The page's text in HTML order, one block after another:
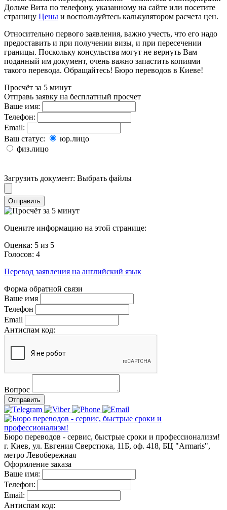
Дольче Вита по телефону, указанному на сайте или посетите
страницу Цены и воспользуйтесь калькулятором расчета цен.
Относительно первого заявления, важно учесть, что его надо
предоставить и при получении визы, и при пересечении
границы. Поскольку консульства могут не вернуть Вам
поданный им документ, очень важно запастить копиями
такого перевода. Обращайтесь! Бюро переводов в Киеве!
Просчёт за 5 минут
Отправь заявку на бесплатный просчет
Ваше имя:
Телефон:
Email:
Ваш статус:
юр.лицо
физ.лицо
Загрузить документ: Выбрать файлы
Отправить
Оцените информацию на этой странице:
Оценка: 5 из 5
Голосов: 4
Перевод заявления на английский язык
Форма обратной связи
Ваше имя
Телефон
Email
Антиспам код:
Вопрос
Отправить
Бюро переводов - сервис, быстрые сроки и профессионализм!
г. Киев, ул. Евгения Сверстюка, 11Б, оф. 418, БЦ "Armaris",
метро Левобережная
Оформление заказа
Ваше имя:
Телефон:
Email:
Антиспам код: